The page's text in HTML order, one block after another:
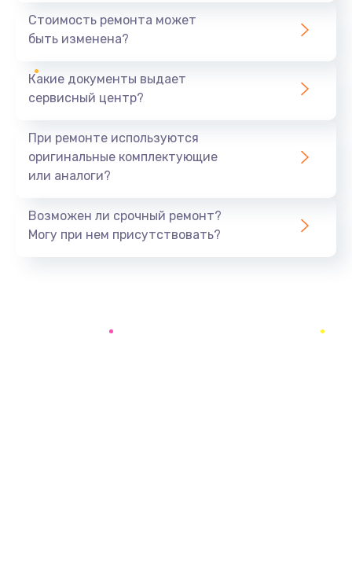
1295 руб.
Замена процессора
Замена оперативной памяти
Заказать
Стоимость ремонта может
быть изменена?
Какие документы выдает
сервисный центр?
При ремонте используются
оригинальные комплектующие
или аналоги?
Возможен ли срочный ремонт?
Могу при нем присутствовать?